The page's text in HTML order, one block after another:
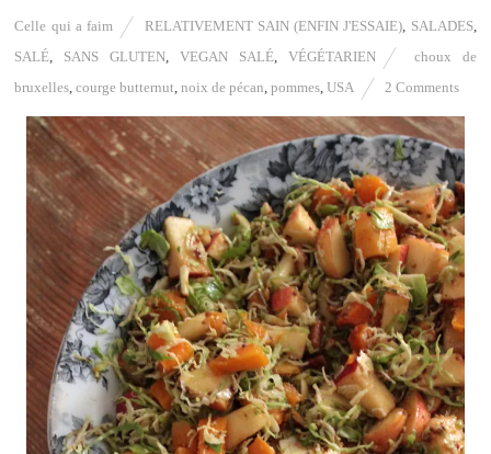
Celle qui a faim RELATIVEMENT SAIN (ENFIN J'ESSAIE) SALADES,
SALÉ
SANS GLUTEN ,VEGAN SALÉ, VÉGÉTARIEN
choux de
bruxelles ,courge butternut ,noix de pécan ,pommes ,USA 2 Comments